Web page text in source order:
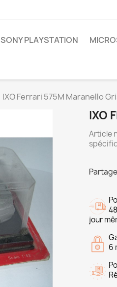
SONY PLAYSTATION
IXO Ferrari 575M Maranello
IXO
Article
jour
6